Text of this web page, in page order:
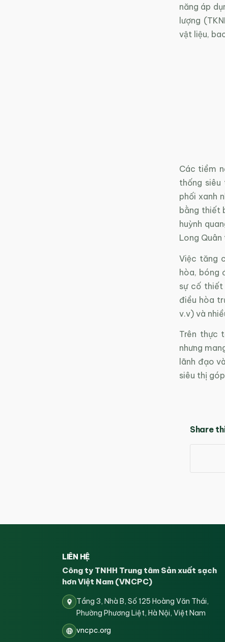
năng áp
lượng
vật liệu,
Các tiềm
thống siêu
phối xanh
bằng thiết
huỳnh
Long
Việc tăng
hòa, bóng
sự cố
điều hòa
v.v) và
Trên thực
nhưng
lãnh đạo
siêu thị
Share
LIÊN HỆ
Công ty TNHH Trung tâm Sản xuất sạch
hơn Việt Nam (VNCPC)
Tầng 3, Nhà B, Số 125 Hoàng Văn Thái,
Phường Phương Liệt, Hà Nội, Việt Nam
vncpc.org